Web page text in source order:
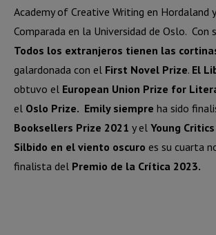
Academy of Creative Writing en Hordaland
Comparada en la Universidad de Oslo. Con
Todos los extranjeros tienen las
galardonada con el First Novel Prize. El
obtuvo el European Union Prize for
el Oslo Prize. Emily siempre ha sido
Booksellers Prize 2021 y el Young
Silbido en el viento oscuro es su cuarta
finalista del Premio de la Crítica 2023.